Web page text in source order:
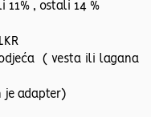
11% , ostali 14 %
( vesta ili lagana
je adapter)